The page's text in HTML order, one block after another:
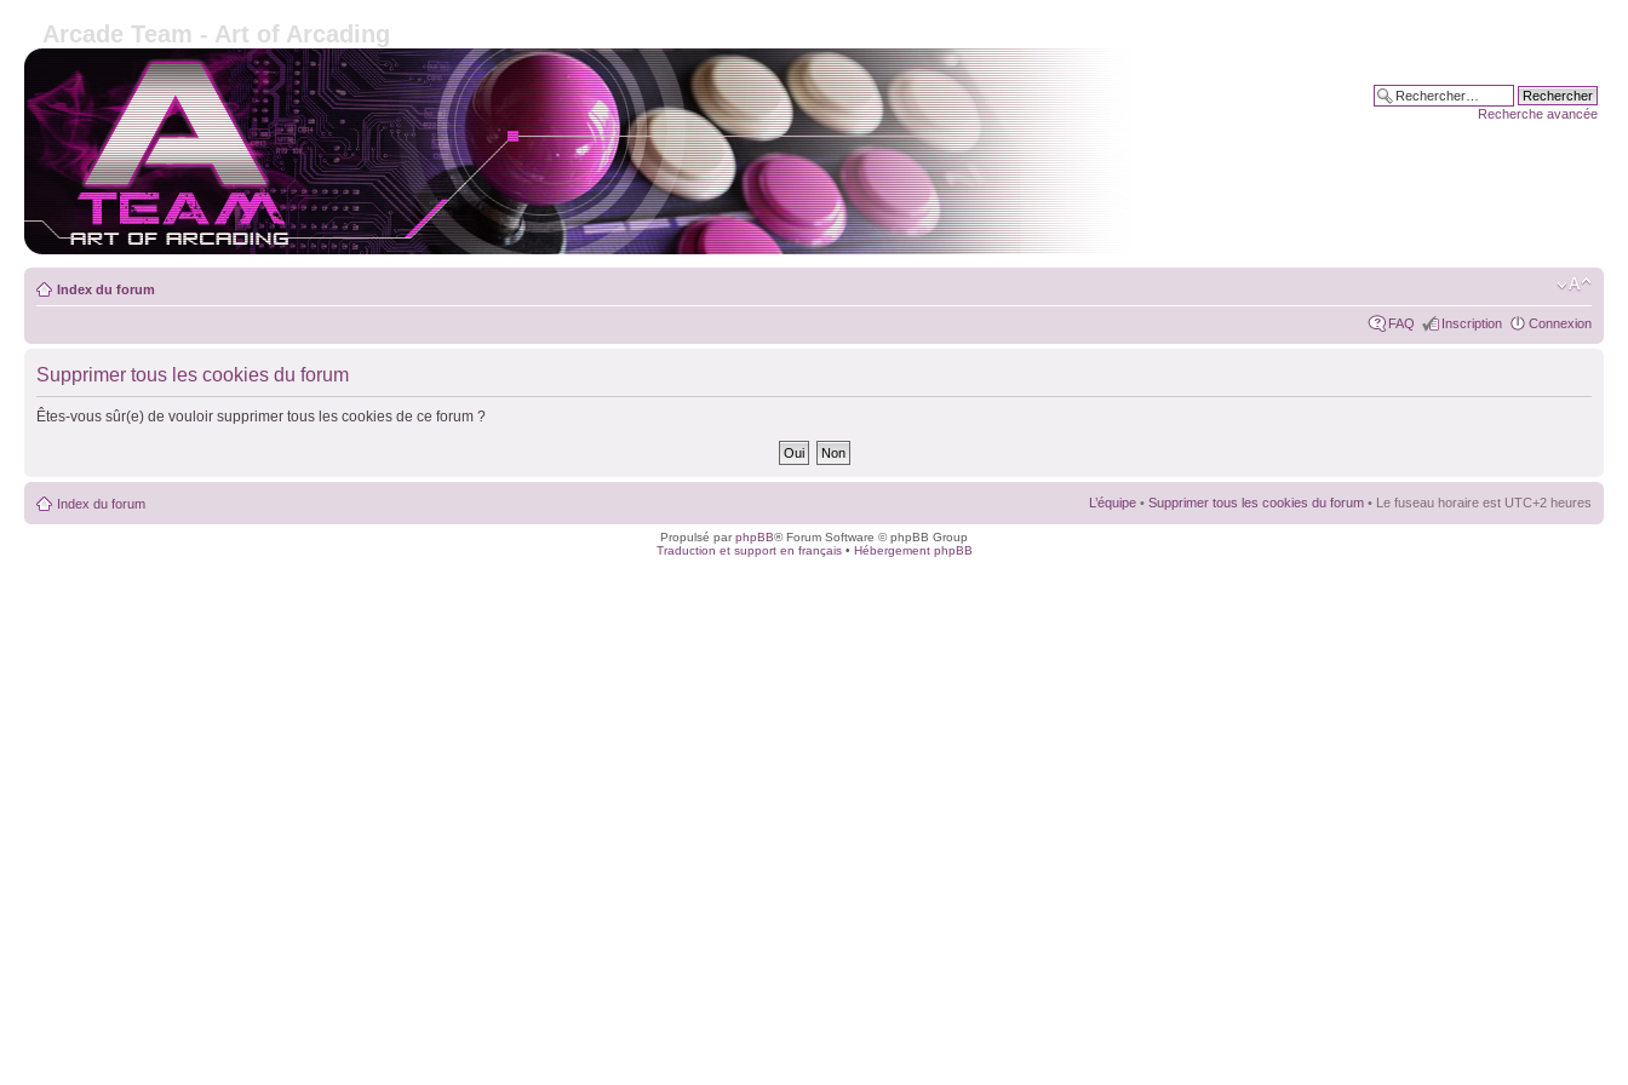
Arcade Team - Art of Arcading
Recherche avancée
Index du forum
FAQ Inscription Connexion
Supprimer tous les cookies du forum
Êtes-vous sûr(e) de vouloir supprimer tous les cookies de ce forum ?
Index du forum L’équipe • Supprimer tous les cookies du forum • Le fuseau horaire est UTC+2 heures
Propulsé parphpBB® Forum Software © phpBB Group
Traduction et support en français• Hébergement phpBB